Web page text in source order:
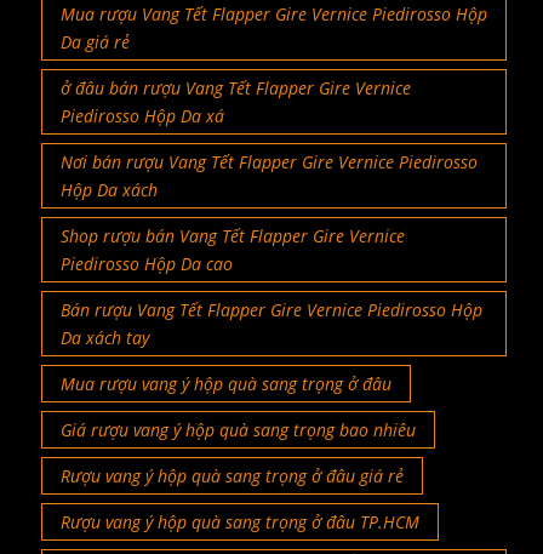
Mua rượu Vang Tết Flapper Gire Vernice Piedirosso Hộp
Da giá rẻ
ở đâu bán rượu Vang Tết Flapper Gire Vernice
Piedirosso Hộp Da xá
Nơi bán rượu Vang Tết Flapper Gire Vernice Piedirosso
Hộp Da xách
Shop rượu bán Vang Tết Flapper Gire Vernice
Piedirosso Hộp Da cao
Bán rượu Vang Tết Flapper Gire Vernice Piedirosso Hộp
Da xách tay
Mua rượu vang ý hộp quà sang trọng ở đâu
Giá rượu vang ý hộp quà sang trọng bao nhiêu
Rượu vang ý hộp quà sang trọng ở đâu giá rẻ
Rượu vang ý hộp quà sang trọng ở đâu TP.HCM